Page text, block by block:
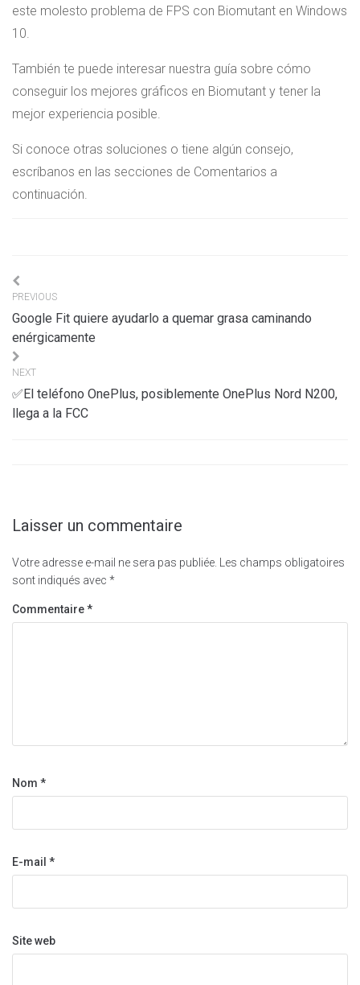
este molesto problema de FPS con Biomutant en Windows
10.
También te puede interesar nuestra guía sobre cómo
conseguir los mejores gráficos en Biomutant y tener la
mejor experiencia posible.
Si conoce otras soluciones o tiene algún consejo,
escríbanos en las secciones de Comentarios a
continuación.
Navigation
de
l’article
PREVIOUS
Google Fit quiere ayudarlo a quemar grasa caminando
enérgicamente
NEXT
✅El teléfono OnePlus, posiblemente OnePlus Nord N200,
llega a la FCC
Laisser un commentaire
Votre adresse e-mail ne sera pas publiée.
Les champs obligatoires
sont indiqués avec *
Commentaire*
Nom *
E-mail *
Site web